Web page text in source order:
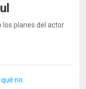
los planes del actor